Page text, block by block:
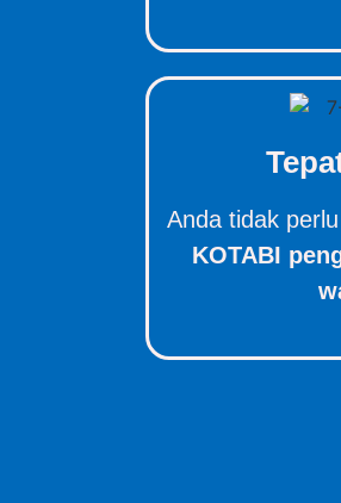
Anda tidak
KOTABI